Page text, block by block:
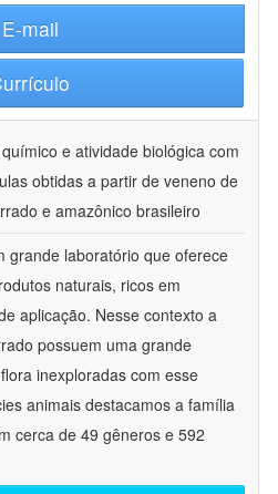
E-mail
e atividade biológica com
obtidas a partir de veneno de
e amazônico brasileiro
grande laboratório que oferece
naturais, ricos em
aplicação. Nesse contexto a
possuem uma grande
inexploradas com esse
animais destacamos a família
cerca de 49 gêneros e 592